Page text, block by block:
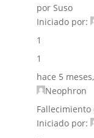
por Suso
Iniciado por:
1
1
hace 5
Neophron
Iniciado por: